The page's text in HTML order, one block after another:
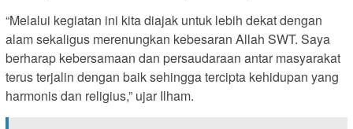
“Melalui kegiatan ini kita diajak untuk lebih dekat dengan
alam sekaligus merenungkan kebesaran Allah SWT. Saya
berharap kebersamaan dan persaudaraan antar masyarakat
terus terjalin dengan baik sehingga tercipta kehidupan yang
harmonis dan religius,” ujar Ilham.